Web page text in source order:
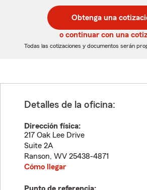
de
5
dígitos
de
5
dígitos
Obtenga una
o continuar con una
Todas las cotizaciones y documentos serán
Detalles de la oficina:
Dirección física:
217 Oak Lee Drive
Suite 2A
Ranson, WV 25438-4871
Cómo llegar